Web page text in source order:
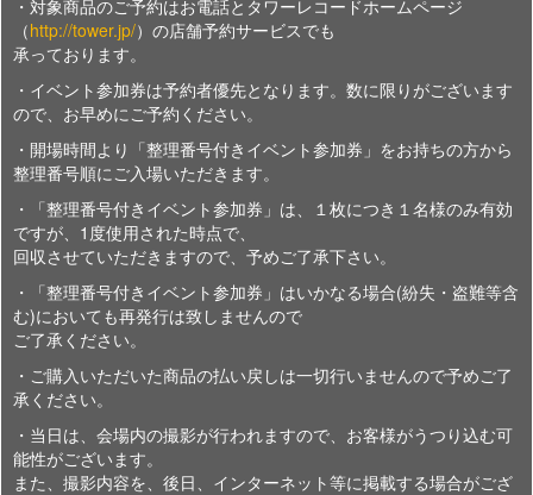
・対象商品のご予約はお電話とタワーレコードホームページ
（http://tower.jp/）の店舗予約サービスでも
承っております。
・イベント参加券は予約者優先となります。数に限りがございます
ので、お早めにご予約ください。
・開場時間より「整理番号付きイベント参加券」をお持ちの方から
整理番号順にご入場いただきます。
・「整理番号付きイベント参加券」は、１枚につき１名様のみ有効
ですが、1度使用された時点で、
回収させていただきますので、予めご了承下さい。
・「整理番号付きイベント参加券」はいかなる場合(紛失・盗難等含
む)においても再発行は致しませんので
ご了承ください。
・ご購入いただいた商品の払い戻しは一切行いませんので予めご了
承ください。
・当日は、会場内の撮影が行われますので、お客様がうつり込む可
能性がございます。
また、撮影内容を、後日、インターネット等に掲載する場合がござ